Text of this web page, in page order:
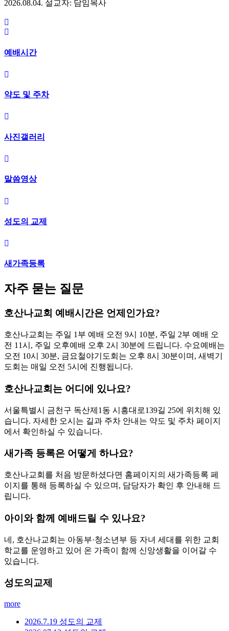
호산나교회 - 서울 금천구 독산동 교회
한감리회 소속 교회로, 주일예배·수요예배·새벽기도회를 비롯
그램을 운영하고 있습니다.
주일 대예배 매주 주일 오전 10:50분
주일설교
more
임마누엘
2026.08.04. 설교자: 담임목사
약도 및 주차